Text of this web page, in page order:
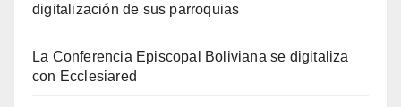
digitalización de sus parroquias
La Conferencia Episcopal Boliviana se digitaliza
con Ecclesiared